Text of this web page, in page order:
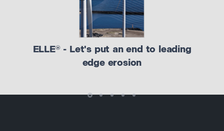
ELLE® - Let's put an end to leading
edge erosion